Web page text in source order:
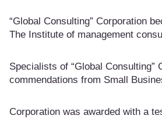
“Global Consulting” Corporation
The Institute of management
Specialists of “Global Consulting”
commendations from Small
Corporation was awarded with a